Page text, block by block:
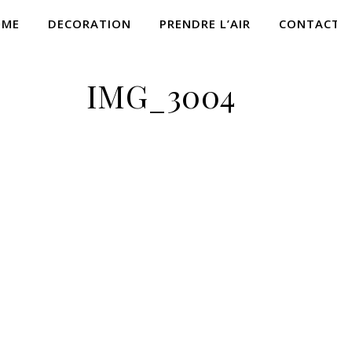
DECORATION PRENDRE L’AIR
IMG_3004